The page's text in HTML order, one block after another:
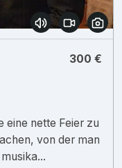
300 €
eine nette Feier zu
von der man